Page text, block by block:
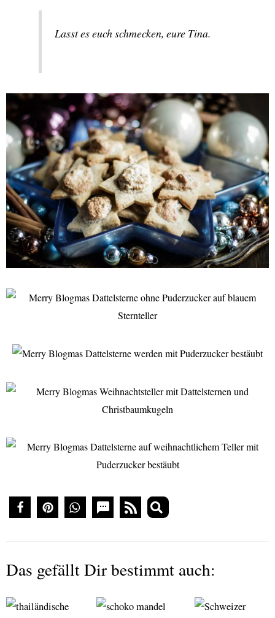
Lasst es euch schmecken, eure Tina.
Das gefällt Dir bestimmt auch: